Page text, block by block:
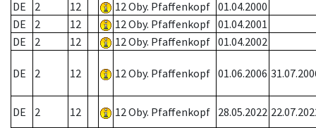
DE 2 12 12 Oby. Pfaffenkopf 01.04.2000
DE
2 12 12 Oby. Pfaffenkopf 01.04.2001
DE
2 12 12 Oby. Pfaffenkopf 01.04.2002
DE 2 12 12 Oby. Pfaffenkopf 01.06.2006
DE 2 12 12 Oby. Pfaffenkopf 28.05.2022